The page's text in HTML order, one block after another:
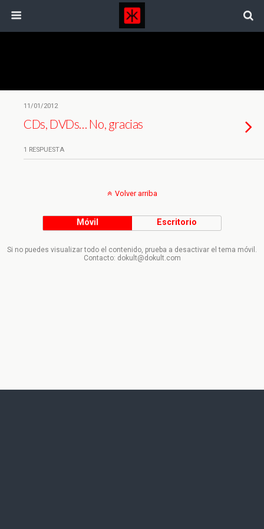
11/01/2012
CDs, DVDs… No, gracias
1 RESPUESTA
Volver arriba
Móvil Escritorio
Si no puedes visualizar todo el contenido, prueba a desactivar el tema móvil.
Contacto: dokult@dokult.com